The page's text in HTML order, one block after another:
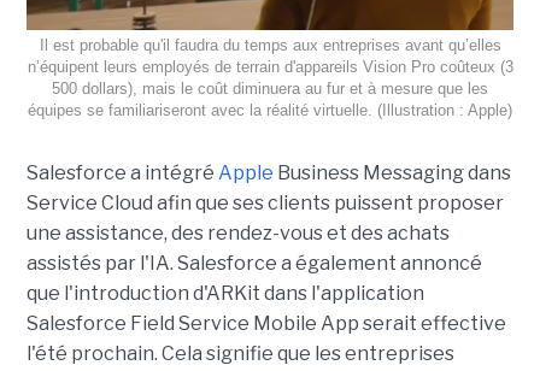
Il est probable qu'il faudra du temps aux entreprises avant qu’elles
n’équipent leurs employés de terrain d'appareils Vision Pro coûteux (3
500 dollars), mais le coût diminuera au fur et à mesure que les
équipes se familiariseront avec la réalité virtuelle. (Illustration : Apple)
Salesforce a intégré Apple Business Messaging dans
Service Cloud afin que ses clients puissent proposer
une assistance, des rendez-vous et des achats
assistés par l'IA. Salesforce a également annoncé
que l'introduction d'ARKit dans l'application
Salesforce Field Service Mobile App serait effective
l'été prochain. Cela signifie que les entreprises